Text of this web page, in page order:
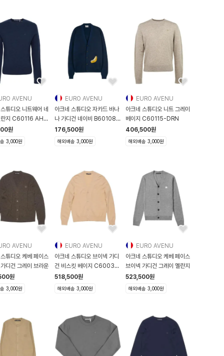
AVENU
튜디오 니트웨어 네
란지 C60116 AHE
AHE
원
3,000원
EURO AVENU
아크네 스튜디오 자카드 바나
나 가디건 네이비 B60108
BG3 B60108
176,500원
해외배송 3,000원
EURO AVENU
아크네 스튜디오 니트 그레이
베이지 C60115-DRN
406,500원
해외배송 3,000원
AVENU
튜디오 케베 페이스
디건 그레이 브라운
원
3,000원
EURO AVENU
아크네 스튜디오 브이넥 가디
건 비스킷 베이지 C60038
CPA C60038
518,500원
해외배송 3,000원
EURO AVENU
아크네 스튜디오 케베 페이스
브이넥 가디건 그레이 멜란지
523,500원
해외배송 3,000원